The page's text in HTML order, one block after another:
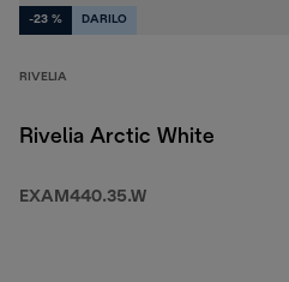
-23 % DARILO
RIVELIA
Rivelia Arctic White
EXAM440.35.W